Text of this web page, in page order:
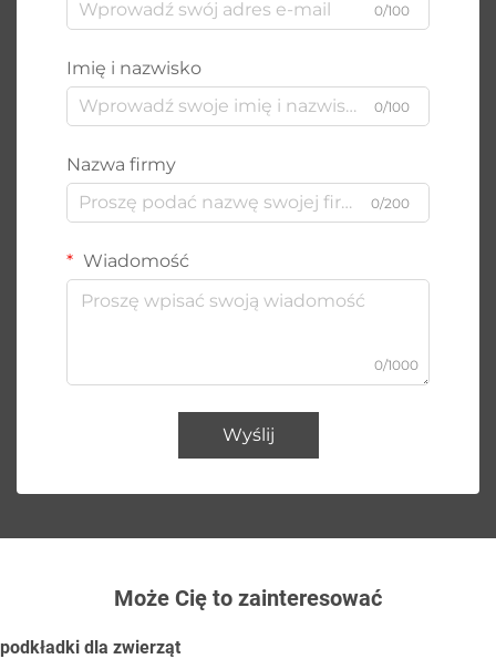
0/100
Imię i nazwisko
0/100
Nazwa firmy
0/200
Wiadomość
0/1000
Wyślij
Może Cię to zainteresować
podkładki dla zwierząt